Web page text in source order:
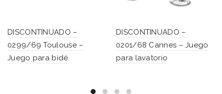
DISCONTINUADO –
0299/69 Toulouse –
Juego para bidé
DISCONTINUADO –
0201/68 Cannes – Juego
para lavatorio